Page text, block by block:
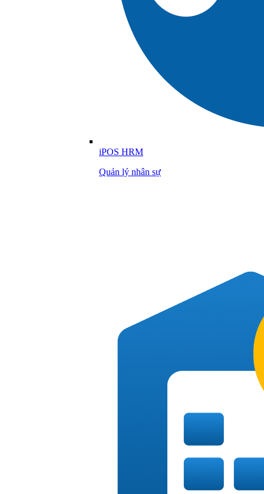
iPOS HRM
Quản lý nhân sự